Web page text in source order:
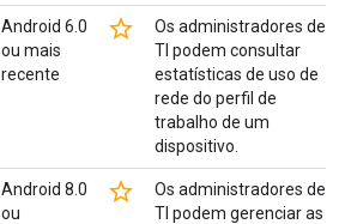
Android 6.0
ou mais
recente
star_border
Os administradores de
TI podem consultar
estatísticas de uso de
rede do perfil de
trabalho de um
dispositivo.
Android 8.0
ou
star_border
Os administradores de
TI podem gerenciar as